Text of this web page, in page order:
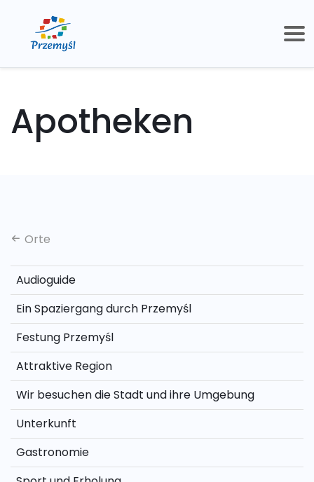
Apotheken
Orte
Audioguide
Ein Spaziergang durch Przemyśl
Festung Przemyśl
Attraktive Region
Wir besuchen die Stadt und ihre Umgebung
Unterkunft
Gastronomie